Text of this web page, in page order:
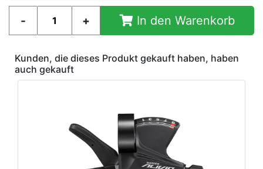
In den Warenkorb
Kunden, die dieses Produkt gekauft haben, haben
auch gekauft